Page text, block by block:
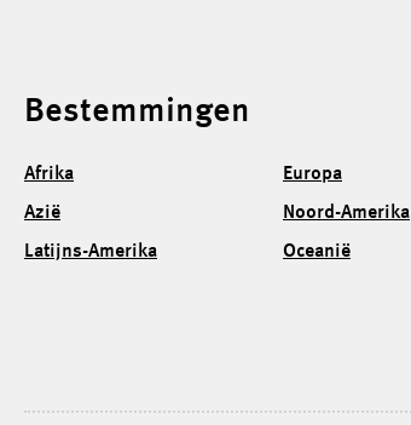
Bestemmingen
Afrika
Azië
Latijns-Amerika
Europa
Noord-Amerika
Oceanië